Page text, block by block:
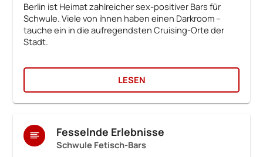
Berlin ist Heimat zahlreicher sex-positiver Bars für
Schwule. Viele von ihnen haben einen Darkroom –
tauche ein in die aufregendsten Cruising-Orte der
Stadt.
LESEN
Fesselnde Erlebnisse
Schwule Fetisch-Bars